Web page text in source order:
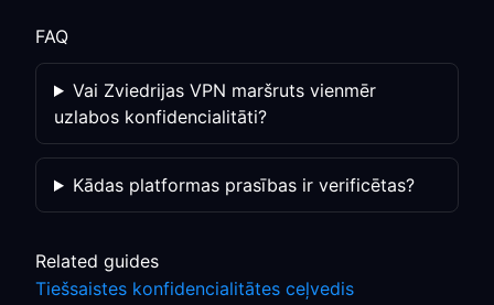
FAQ
Vai Zviedrijas VPN maršruts vienmēr
uzlabos konfidencialitāti?
Kādas platformas prasības ir verificētas?
Related guides
Tiešsaistes konfidencialitātes ceļvedis